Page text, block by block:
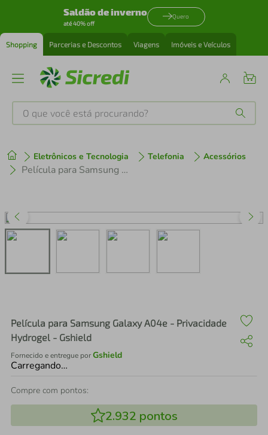
Saldão de inverno
até 40% off
Quero
Shopping Parcerias e Descontos Viagens Imóveis e Veículos
O que você está procurando?
Eletrônicos e Tecnologia Telefonia Acessórios
Película para Samsung Galaxy A04e - Privacidade Hydrogel - Gshield
Película para Samsung Galaxy A04e - Privacidade
Hydrogel - Gshield
Fornecido e entregue porGshield
Carregando…
Compre com pontos:
2.932 pontos
1º tenis
perfume